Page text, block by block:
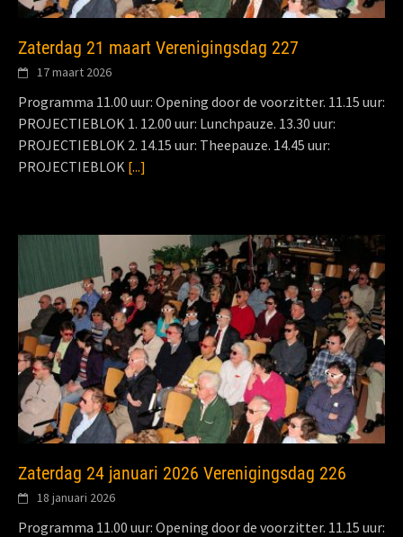
Zaterdag 21 maart Verenigingsdag 227
17 maart 2026
Programma 11.00 uur: Opening door de voorzitter. 11.15 uur:
PROJECTIEBLOK 1. 12.00 uur: Lunchpauze. 13.30 uur:
PROJECTIEBLOK 2. 14.15 uur: Theepauze. 14.45 uur:
PROJECTIEBLOK [...]
Zaterdag 24 januari 2026 Verenigingsdag 226
18 januari 2026
Programma 11.00 uur: Opening door de voorzitter. 11.15 uur: